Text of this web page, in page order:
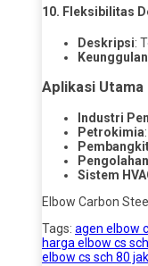
10. Fleksibilitas
Deskripsi:
Keunggulan
Aplikasi Utama
Industri
Petrokimia
Sistem
Elbow Carbon
Tags: agen elbow
harga elbow cs
elbow cs sch 80